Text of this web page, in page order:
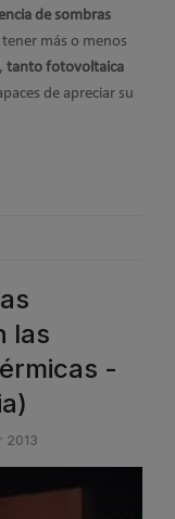
de sombras
más o menos
tanto fotovoltaica
de apreciar su
las
-
2013